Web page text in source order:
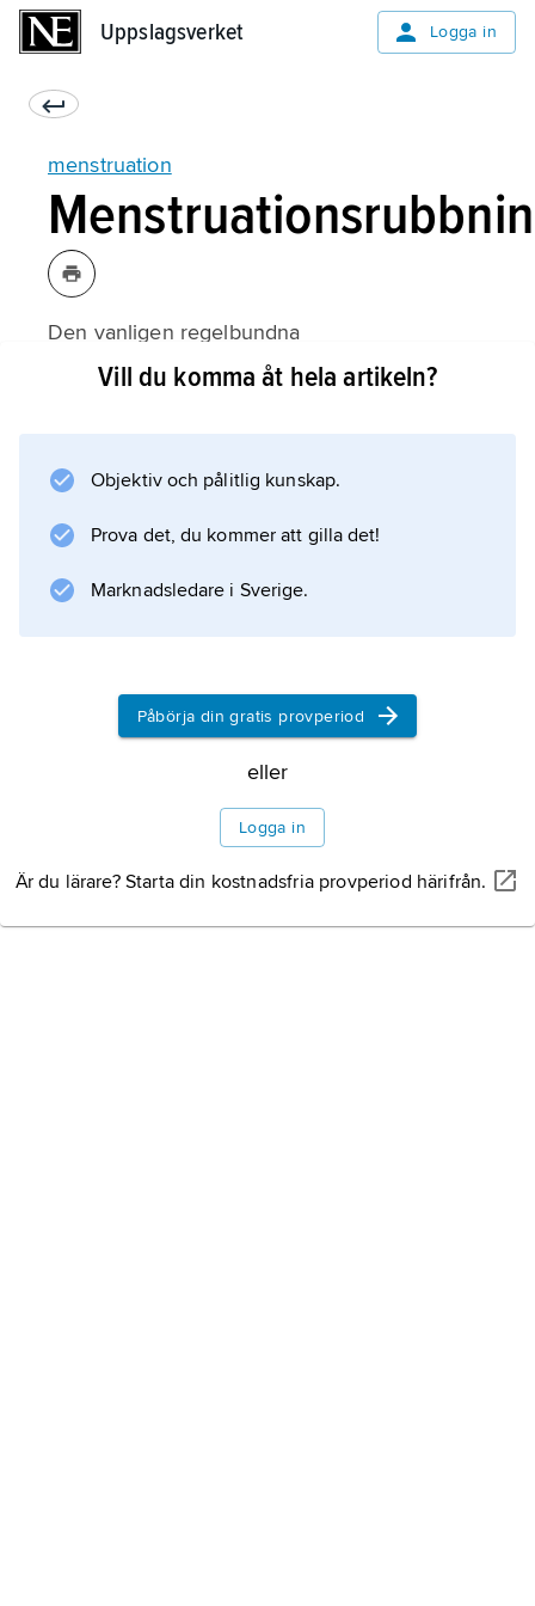
Uppslagsverket Logga in
menstruation
Den vanligen regelbundna
menstruationscykeln kan ibland ändras.
men kan också inträffa vid andra situationer,
t.ex. stress och miljöförändringar. I
hormonella rubbningar, som kan kräva
Information om artikeln
Vill du komma åt hela artikeln?
Objektiv och pålitlig kunskap.
Prova det, du kommer att gilla det!
Marknadsledare i Sverige.
Påbörja din gratis provperiod
eller
Logga in
Är du lärare? Starta din kostnadsfria provperiod härifrån.